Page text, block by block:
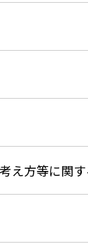
え方等に関